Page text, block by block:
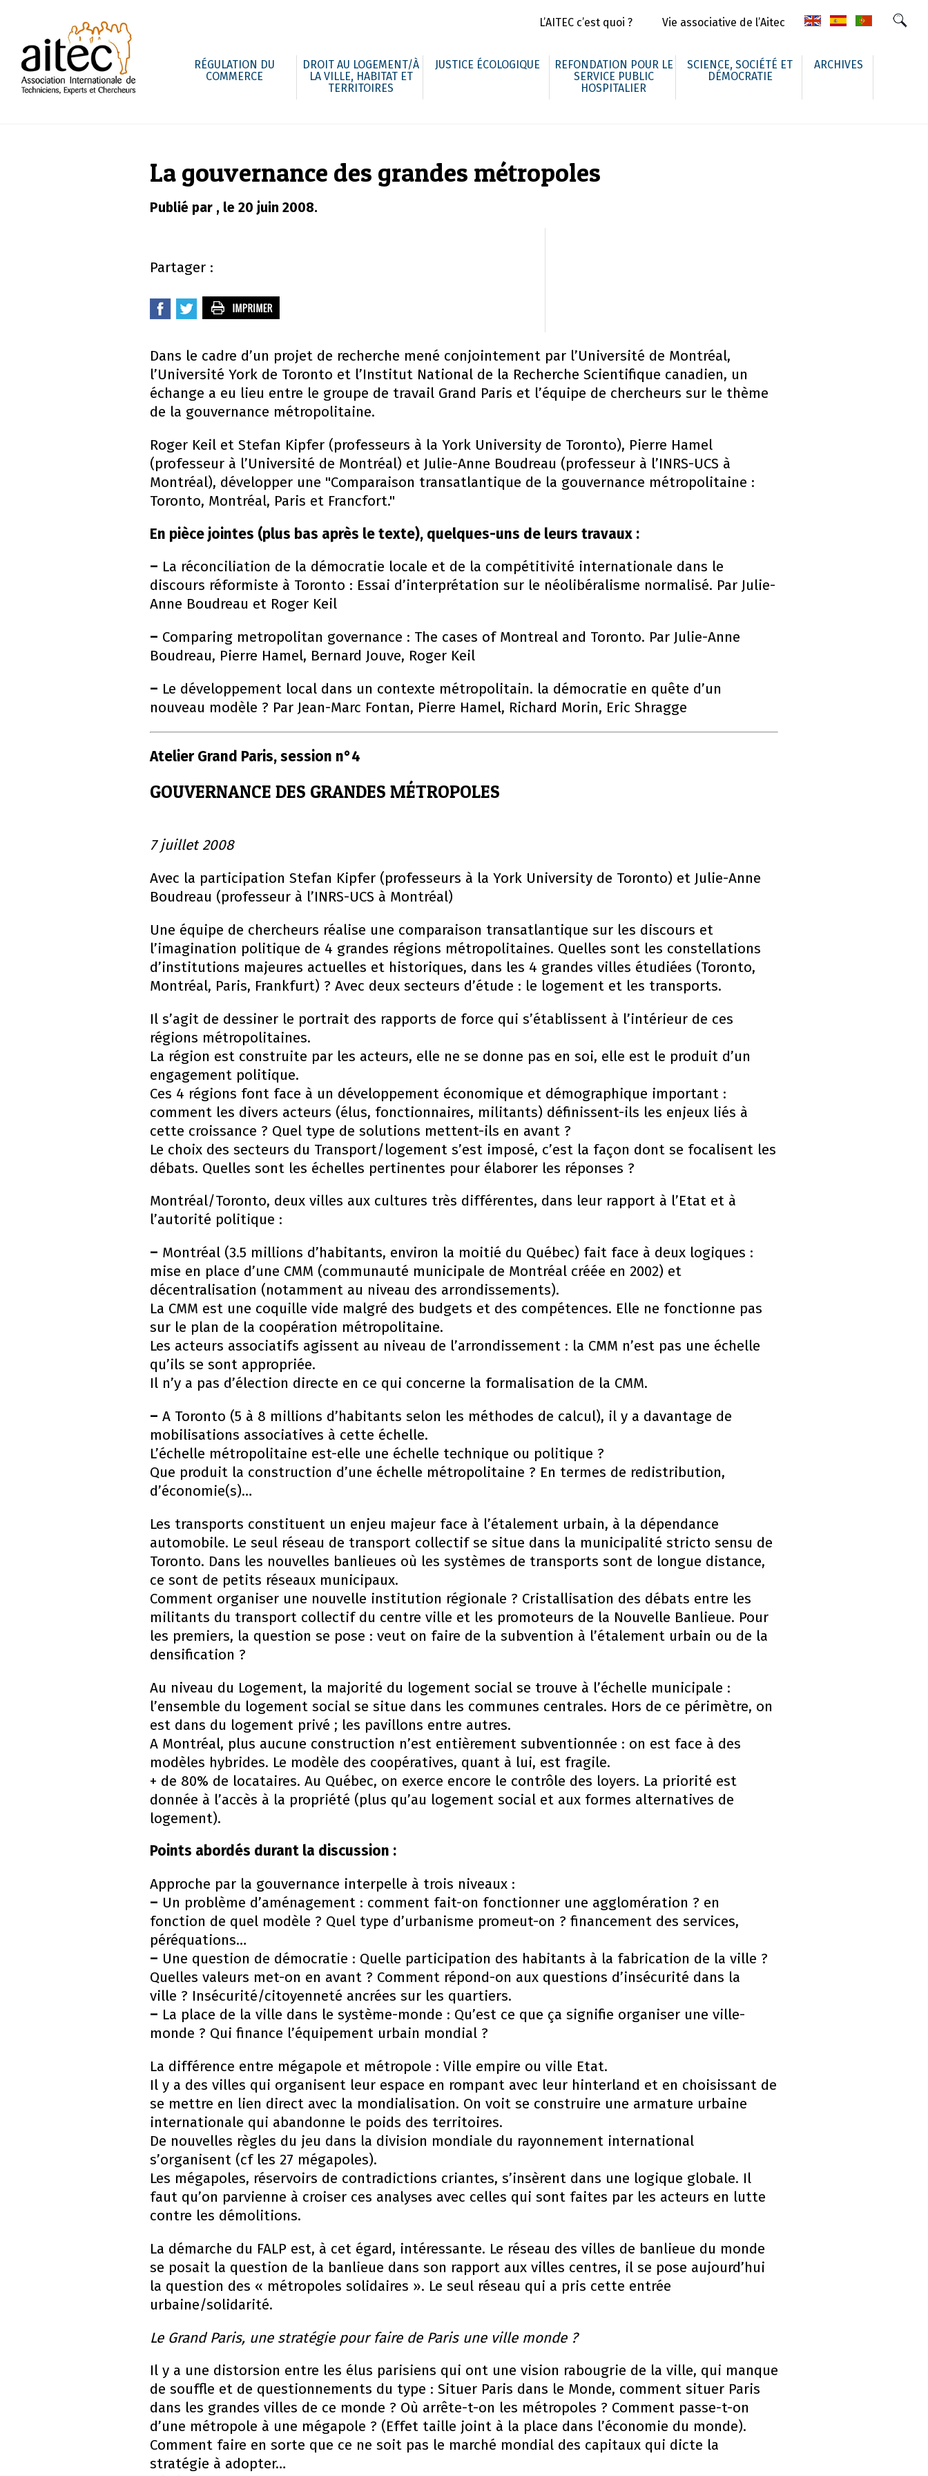
L’AITEC c’est quoi ? Vie associative de l’Aitec
RÉGULATION DU
COMMERCE
DROIT AU LOGEMENT/À
LA VILLE, HABITAT ET
TERRITOIRES
JUSTICE ÉCOLOGIQUE
REFONDATION POUR LE
SERVICE PUBLIC
HOSPITALIER
SCIENCE, SOCIÉTÉ ET
DÉMOCRATIE
ARCHIVES
La gouvernance des grandes métropoles
Publié par , le 20 juin 2008.
Partager :
Dans le cadre d’un projet de recherche mené conjointement par l’Université de Montréal,
l’Université York de Toronto et l’Institut National de la Recherche Scientifique canadien, un
échange a eu lieu entre le groupe de travail Grand Paris et l’équipe de chercheurs sur le thème
de la gouvernance métropolitaine.
Roger Keil et Stefan Kipfer (professeurs à la York University de Toronto), Pierre Hamel
(professeur à l’Université de Montréal) et Julie-Anne Boudreau (professeur à l’INRS-UCS à
Montréal), développer une "Comparaison transatlantique de la gouvernance métropolitaine :
Toronto, Montréal, Paris et Francfort."
En pièce jointes (plus bas après le texte), quelques-uns de leurs travaux :
– La réconciliation de la démocratie locale et de la compétitivité internationale dans le
discours réformiste à Toronto : Essai d’interprétation sur le néolibéralisme normalisé. Par Julie-
Anne Boudreau et Roger Keil
– Comparing metropolitan governance : The cases of Montreal and Toronto. Par Julie-Anne
Boudreau, Pierre Hamel, Bernard Jouve, Roger Keil
– Le développement local dans un contexte métropolitain. la démocratie en quête d’un
nouveau modèle ? Par Jean-Marc Fontan, Pierre Hamel, Richard Morin, Eric Shragge
Atelier Grand Paris, session n°4
GOUVERNANCE DES GRANDES MÉTROPOLES
7 juillet 2008
Avec la participation Stefan Kipfer (professeurs à la York University de Toronto) et Julie-Anne
Boudreau (professeur à l’INRS-UCS à Montréal)
Une équipe de chercheurs réalise une comparaison transatlantique sur les discours et
l’imagination politique de 4 grandes régions métropolitaines. Quelles sont les constellations
d’institutions majeures actuelles et historiques, dans les 4 grandes villes étudiées (Toronto,
Montréal, Paris, Frankfurt) ? Avec deux secteurs d’étude : le logement et les transports.
Il s’agit de dessiner le portrait des rapports de force qui s’établissent à l’intérieur de ces
régions métropolitaines.
La région est construite par les acteurs, elle ne se donne pas en soi, elle est le produit d’un
engagement politique.
Ces 4 régions font face à un développement économique et démographique important :
comment les divers acteurs (élus, fonctionnaires, militants) définissent-ils les enjeux liés à
cette croissance ? Quel type de solutions mettent-ils en avant ?
Le choix des secteurs du Transport/logement s’est imposé, c’est la façon dont se focalisent les
débats. Quelles sont les échelles pertinentes pour élaborer les réponses ?
Montréal/Toronto, deux villes aux cultures très différentes, dans leur rapport à l’Etat et à
l’autorité politique :
– Montréal (3.5 millions d’habitants, environ la moitié du Québec) fait face à deux logiques :
mise en place d’une CMM (communauté municipale de Montréal créée en 2002) et
décentralisation (notamment au niveau des arrondissements).
La CMM est une coquille vide malgré des budgets et des compétences. Elle ne fonctionne pas
sur le plan de la coopération métropolitaine.
Les acteurs associatifs agissent au niveau de l’arrondissement : la CMM n’est pas une échelle
qu’ils se sont appropriée.
Il n’y a pas d’élection directe en ce qui concerne la formalisation de la CMM.
– A Toronto (5 à 8 millions d’habitants selon les méthodes de calcul), il y a davantage de
mobilisations associatives à cette échelle.
L’échelle métropolitaine est-elle une échelle technique ou politique ?
Que produit la construction d’une échelle métropolitaine ? En termes de redistribution,
d’économie(s)…
Les transports constituent un enjeu majeur face à l’étalement urbain, à la dépendance
automobile. Le seul réseau de transport collectif se situe dans la municipalité stricto sensu de
Toronto. Dans les nouvelles banlieues où les systèmes de transports sont de longue distance,
ce sont de petits réseaux municipaux.
Comment organiser une nouvelle institution régionale ? Cristallisation des débats entre les
militants du transport collectif du centre ville et les promoteurs de la Nouvelle Banlieue. Pour
les premiers, la question se pose : veut on faire de la subvention à l’étalement urbain ou de la
densification ?
Au niveau du Logement, la majorité du logement social se trouve à l’échelle municipale :
l’ensemble du logement social se situe dans les communes centrales. Hors de ce périmètre, on
est dans du logement privé ; les pavillons entre autres.
A Montréal, plus aucune construction n’est entièrement subventionnée : on est face à des
modèles hybrides. Le modèle des coopératives, quant à lui, est fragile.
+ de 80% de locataires. Au Québec, on exerce encore le contrôle des loyers. La priorité est
donnée à l’accès à la propriété (plus qu’au logement social et aux formes alternatives de
logement).
Points abordés durant la discussion :
Approche par la gouvernance interpelle à trois niveaux :
– Un problème d’aménagement : comment fait-on fonctionner une agglomération ? en
fonction de quel modèle ? Quel type d’urbanisme promeut-on ? financement des services,
péréquations…
– Une question de démocratie : Quelle participation des habitants à la fabrication de la ville ?
Quelles valeurs met-on en avant ? Comment répond-on aux questions d’insécurité dans la
ville ? Insécurité/citoyenneté ancrées sur les quartiers.
– La place de la ville dans le système-monde : Qu’est ce que ça signifie organiser une ville-
monde ? Qui finance l’équipement urbain mondial ?
La différence entre mégapole et métropole : Ville empire ou ville Etat.
Il y a des villes qui organisent leur espace en rompant avec leur hinterland et en choisissant de
se mettre en lien direct avec la mondialisation. On voit se construire une armature urbaine
internationale qui abandonne le poids des territoires.
De nouvelles règles du jeu dans la division mondiale du rayonnement international
s’organisent (cf les 27 mégapoles).
Les mégapoles, réservoirs de contradictions criantes, s’insèrent dans une logique globale. Il
faut qu’on parvienne à croiser ces analyses avec celles qui sont faites par les acteurs en lutte
contre les démolitions.
La démarche du FALP est, à cet égard, intéressante. Le réseau des villes de banlieue du monde
se posait la question de la banlieue dans son rapport aux villes centres, il se pose aujourd’hui
la question des « métropoles solidaires ». Le seul réseau qui a pris cette entrée
urbaine/solidarité.
Le Grand Paris, une stratégie pour faire de Paris une ville monde ?
Il y a une distorsion entre les élus parisiens qui ont une vision rabougrie de la ville, qui manque
de souffle et de questionnements du type : Situer Paris dans le Monde, comment situer Paris
dans les grandes villes de ce monde ? Où arrête-t-on les métropoles ? Comment passe-t-on
d’une métropole à une mégapole ? (Effet taille joint à la place dans l’économie du monde).
Comment faire en sorte que ce ne soit pas le marché mondial des capitaux qui dicte la
stratégie à adopter…